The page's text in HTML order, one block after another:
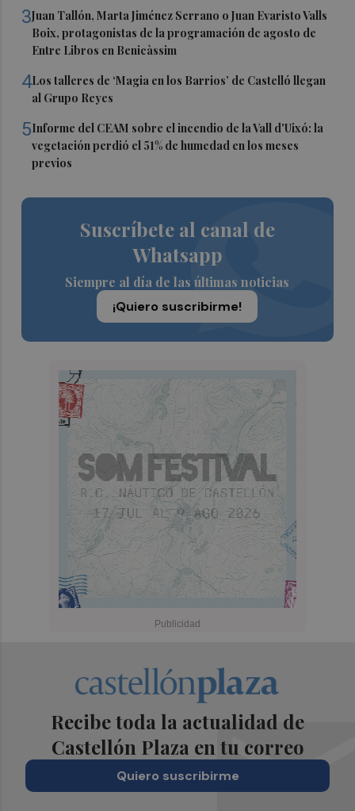
3Juan Tallón, Marta Jiménez Serrano o Juan Evaristo Valls
Boix, protagonistas de la programación de agosto de
Entre Libros en Benicàssim
4Los talleres de ‘Magia en los Barrios’ de Castelló llegan
al Grupo Reyes
5Informe del CEAM sobre el incendio de la Vall d'Uixó: la
vegetación perdió el 51% de humedad en los meses
previos
Suscríbete al canal de
Whatsapp
Siempre al día de las últimas noticias
¡Quiero suscribirme!
Recibe toda la actualidad de
Castellón Plaza en tu correo
Quiero suscribirme